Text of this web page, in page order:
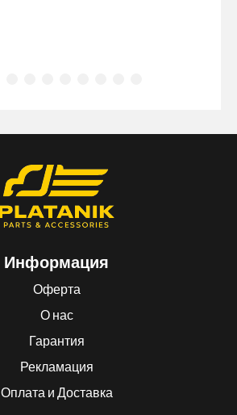
Информация
Оферта
О нас
Гарантия
Рекламация
Оплата и Доставка